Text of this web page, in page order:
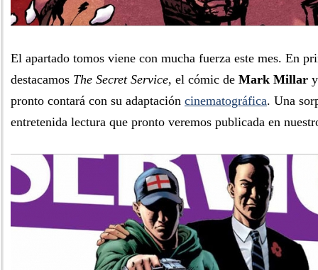
El apartado tomos viene con mucha fuerza este mes. En
destacamos The Secret Service, el cómic de Mark Millar
pronto contará con su adaptación cinematográfica. Una
entretenida lectura que pronto veremos publicada en